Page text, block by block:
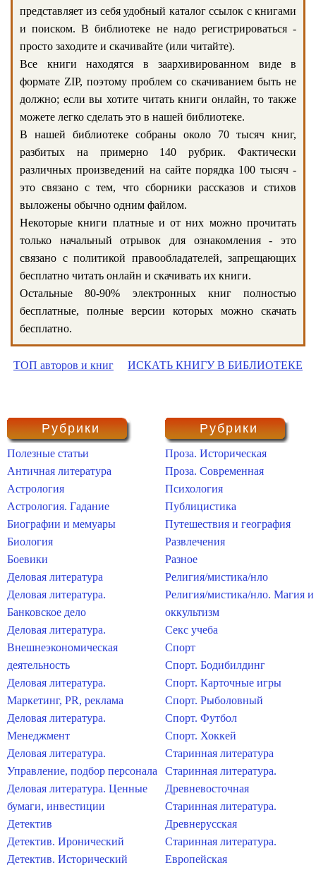
представляет из себя удобный каталог ссылок с книгами
и поиском. В библиотеке не надо регистрироваться -
просто заходите и скачивайте (или читайте).
Все книги находятся в заархивированном виде в
формате ZIP, поэтому проблем со скачиванием быть не
должно; если вы хотите читать книги онлайн, то также
можете легко сделать это в нашей библиотеке.
В нашей библиотеке собраны около 70 тысяч книг,
разбитых на примерно 140 рубрик. Фактически
различных произведений на сайте порядка 100 тысяч -
это связано с тем, что сборники рассказов и стихов
выложены обычно одним файлом.
Некоторые книги платные и от них можно прочитать
только начальный отрывок для ознакомления - это
связано с политикой правообладателей, запрещающих
бесплатно читать онлайн и скачивать их книги.
Остальные 80-90% электронных книг полностью
бесплатные, полные версии которых можно скачать
бесплатно.
ТОП авторов и книг ИСКАТЬ КНИГУ В БИБЛИОТЕКЕ
Рубрики
Полезные статьи
Античная литература
Астрология
Астрология. Гадание
Биографии и мемуары
Биология
Боевики
Деловая литература
Деловая литература.
Банковское дело
Деловая литература.
Внешнеэкономическая
деятельность
Деловая литература.
Маркетинг, PR, реклама
Деловая литература.
Менеджмент
Деловая литература.
Управление, подбор персонала
Деловая литература. Ценные
бумаги, инвестиции
Детектив
Детектив. Иронический
Детектив. Исторический
Рубрики
Проза. Историческая
Проза. Современная
Психология
Публицистика
Путешествия и география
Развлечения
Разное
Религия/мистика/нло
Религия/мистика/нло. Магия и
оккультизм
Секс учеба
Спорт
Спорт. Бодибилдинг
Спорт. Карточные игры
Спорт. Рыболовный
Спорт. Футбол
Спорт. Хоккей
Старинная литература
Старинная литература.
Древневосточная
Старинная литература.
Древнерусская
Старинная литература.
Европейская